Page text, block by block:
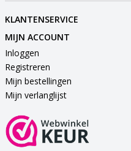
KLANTENSERVICE
MIJN ACCOUNT
Inloggen
Registreren
Mijn bestellingen
Mijn verlanglijst